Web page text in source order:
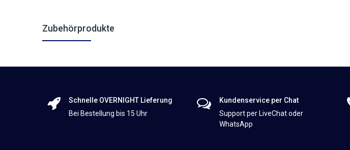
Zubehörprodukte
Schnelle OVERNIGHT Lieferung
Bei Bestellung bis 15 Uhr
Kundenservice per Chat
Support per LiveChat oder
WhatsApp